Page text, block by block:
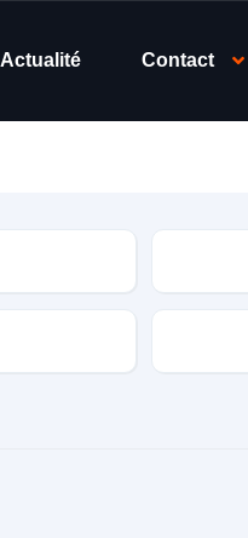
Actualité Contact